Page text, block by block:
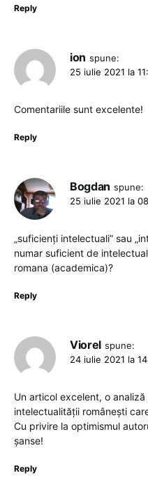
Reply
ion spune:
25 iulie 2021 la
Comentariile sunt excelente!
Reply
Bogdan spune:
25 iulie 2021 la
„suficienți intelectuali” sau
numar suficient de
romana (academica)?
Reply
Viorel spune:
24 iulie 2021 la
Un articol excelent, o
intelectualității românești
Cu privire la optimismul
șanse!
Reply